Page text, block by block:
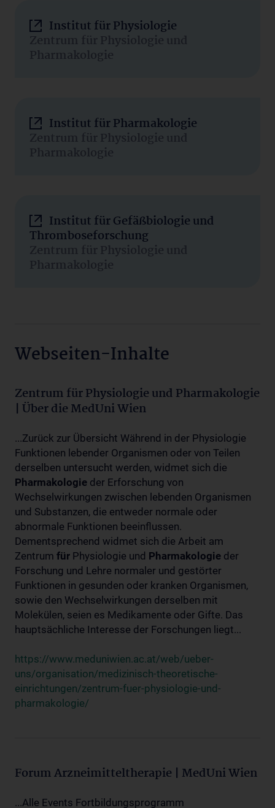
Institut für Physiologie
Zentrum für Physiologie und
Pharmakologie
Institut für Pharmakologie
Zentrum für Physiologie und
Pharmakologie
Institut für Gefäßbiologie und
Thromboseforschung
Zentrum für Physiologie und
Pharmakologie
Webseiten-Inhalte
Zentrum für Physiologie und Pharmakologie
| Über die MedUni Wien
...Zurück zur Übersicht Während in der Physiologie
Funktionen lebender Organismen oder von Teilen
derselben untersucht werden, widmet sich die
Pharmakologie der Erforschung von
Wechselwirkungen zwischen lebenden Organismen
und Substanzen, die entweder normale oder
abnormale Funktionen beeinflussen.
Dementsprechend widmet sich die Arbeit am
Zentrum für Physiologie und Pharmakologie der
Forschung und Lehre normaler und gestörter
Funktionen in gesunden oder kranken Organismen,
sowie den Wechselwirkungen derselben mit
Molekülen, seien es Medikamente oder Gifte. Das
hauptsächliche Interesse der Forschungen liegt...
https://www.meduniwien.ac.at/web/ueber-
uns/organisation/medizinisch-theoretische-
einrichtungen/zentrum-fuer-physiologie-und-
pharmakologie/
Forum Arzneimitteltherapie | MedUni Wien
...Alle Events Fortbildungsprogramm